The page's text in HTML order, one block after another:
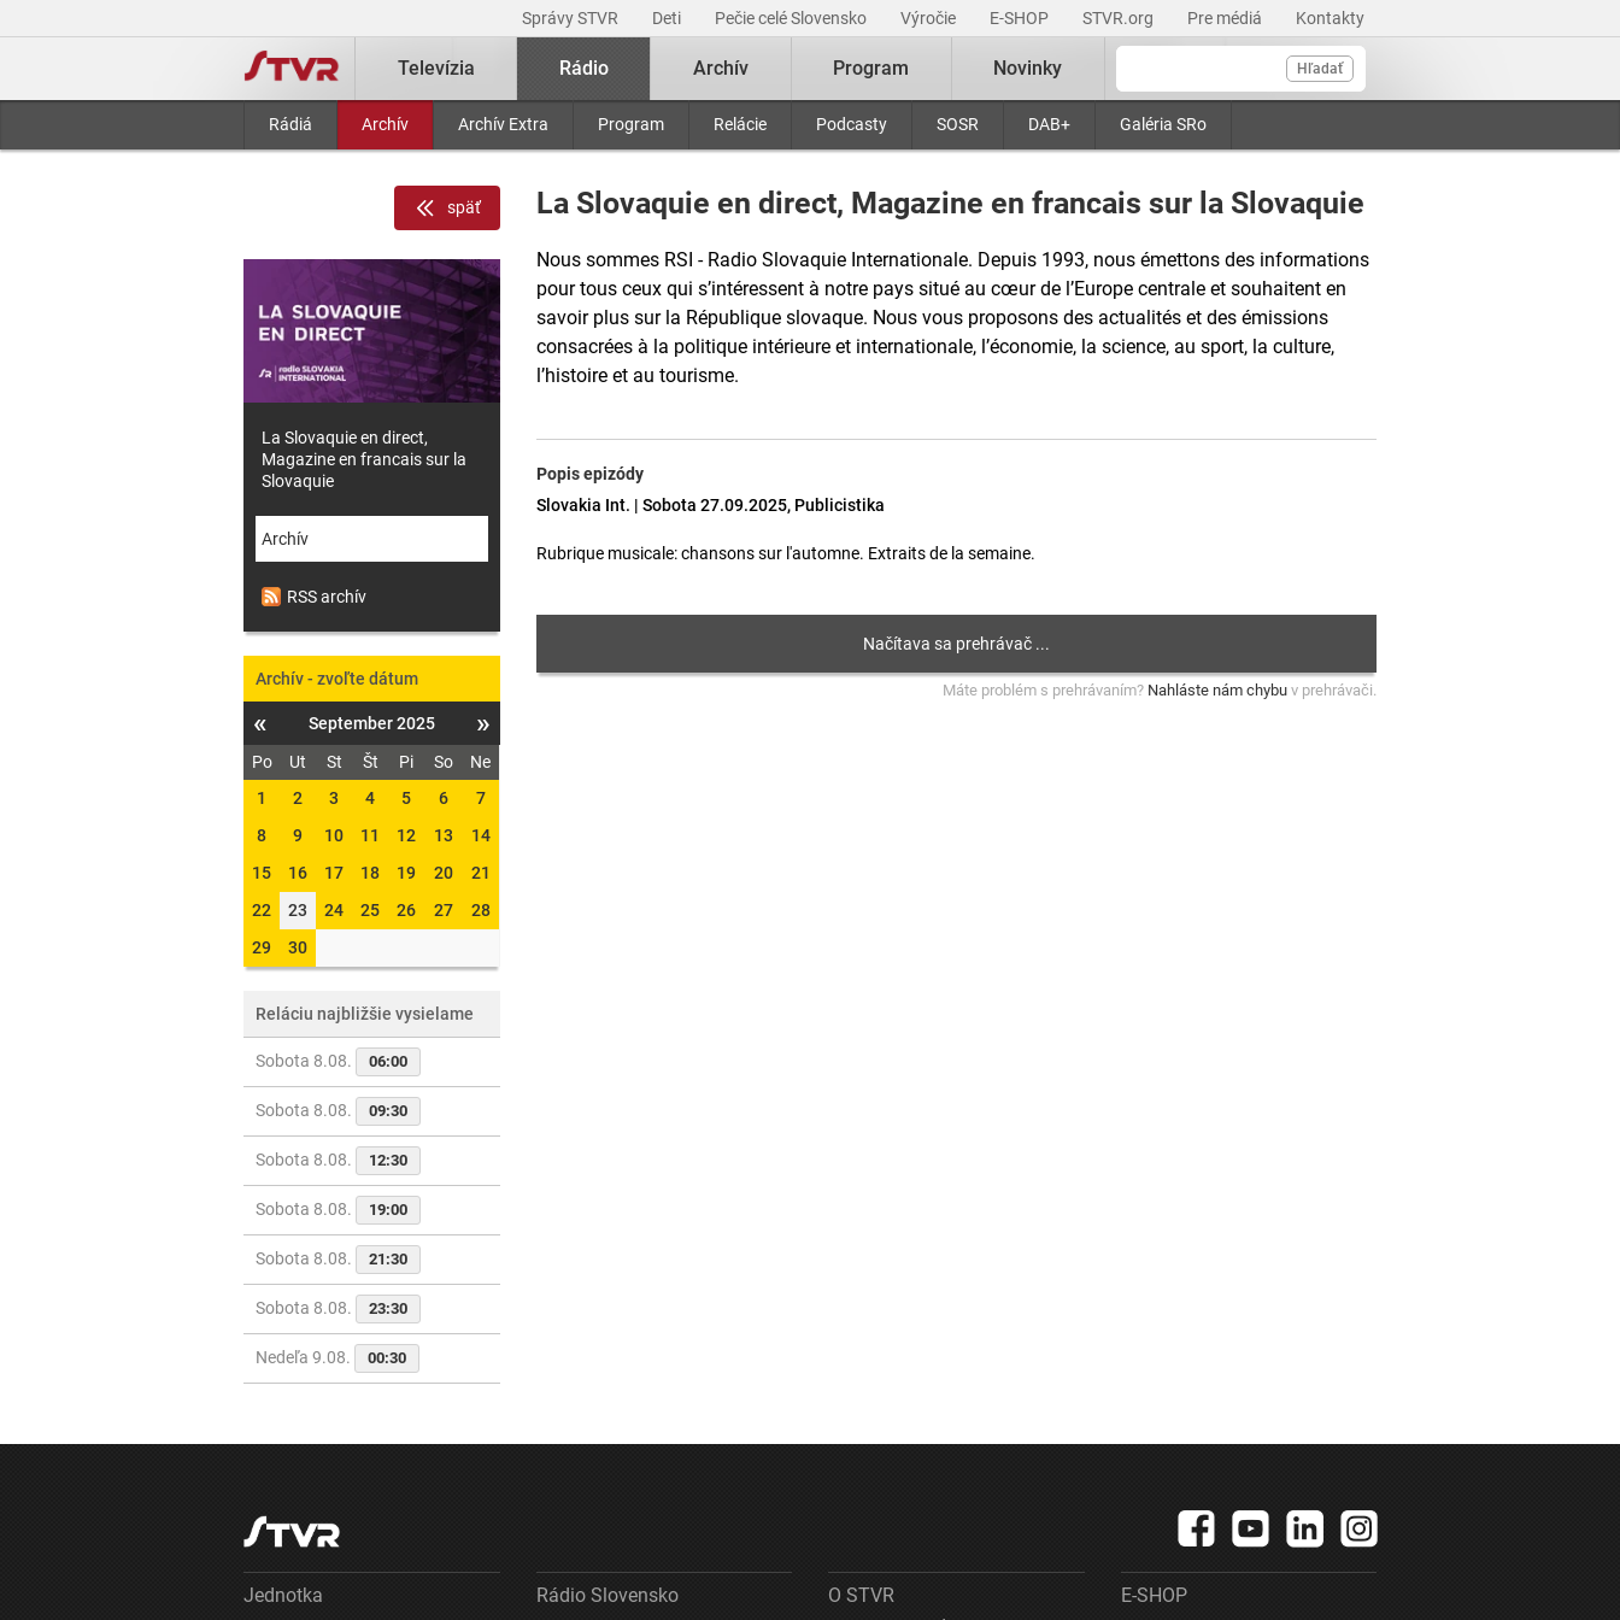
Správy STVR Deti Pečie celé Slovensko Výročie E-SHOP STVR.org Pre médiá Kontakty
Hľadať
Televízia Rádio
Rádiá Archív Archív Extra Program Relácie Podcasty SOSR DAB+ Galéria SRo
Archív Program Novinky
La Slovaquie en direct, Magazine en francais sur la Slovaquie
Nous sommes RSI - Radio Slovaquie Internationale. Depuis 1993, nous émettons des informations
pour tous ceux qui s’intéressent à notre pays situé au cœur de l’Europe centrale et souhaitent en
savoir plus sur la République slovaque. Nous vous proposons des actualités et des émissions
consacrées à la politique intérieure et internationale, l’économie, la science, au sport, la culture,
l’histoire et au tourisme.
Popis epizódy
Slovakia Int. | Sobota 27.09.2025, Publicistika
Rubrique musicale: chansons sur l'automne. Extraits de la semaine.
Máte problém s prehrávaním? Nahláste nám chybu v prehrávači.
späť
La Slovaquie en direct,
Magazine en francais sur la
Slovaquie
Archív
RSS archív
Archív - zvoľte dátum
« September 2025 »
Po Ut St Št Pi So
Ne
1
2 3 4 5 6
7
8
9 10 11 12 13
14
15
16 17 18 19 20
21
22
23 24 25 26 27
28
29
30
Reláciu najbližšie vysielame
Sobota 8.08. 06:00
Sobota 8.08. 09:30
Sobota 8.08. 12:30
Sobota 8.08. 19:00
Sobota 8.08. 21:30
Sobota 8.08. 23:30
Nedeľa 9.08. 00:30
Jednotka
Rádio Slovensko
O STVR
E-SHOP